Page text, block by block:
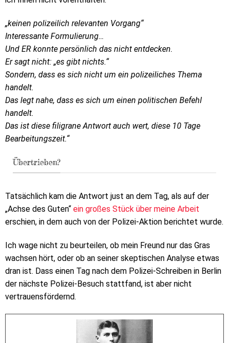
„keinen polizeilich relevanten Vorgang“
Interessante Formulierung…
Und ER konnte persönlich das nicht entdecken.
Er sagt nicht: „es gibt nichts.“
Sondern, dass es sich nicht um ein polizeiliches Thema
handelt.
Das legt nahe, dass es sich um einen politischen Befehl
handelt.
Das ist diese filigrane Antwort auch wert, diese 10 Tage
Bearbeitungszeit.“
Übertrieben?
Tatsächlich kam die Antwort just an dem Tag, als auf der
„Achse des Guten“ ein großes Stück über meine Arbeit
erschien, in dem auch von der Polizei-Aktion berichtet wurde.
Ich wage nicht zu beurteilen, ob mein Freund nur das Gras
wachsen hört, oder ob an seiner skeptischen Analyse etwas
dran ist. Dass einen Tag nach dem Polizei-Schreiben in Berlin
der nächste Polizei-Besuch stattfand, ist aber nicht
vertrauensfördernd.